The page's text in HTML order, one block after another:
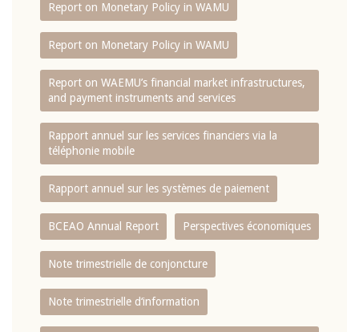
Report on Monetary Policy in WAMU
Report on Monetary Policy in WAMU
Report on WAEMU’s financial market infrastructures,
and payment instruments and services
Rapport annuel sur les services financiers via la
téléphonie mobile
Rapport annuel sur les systèmes de paiement
BCEAO Annual Report Perspectives économiques
Note trimestrielle de conjoncture
Note trimestrielle d‘information